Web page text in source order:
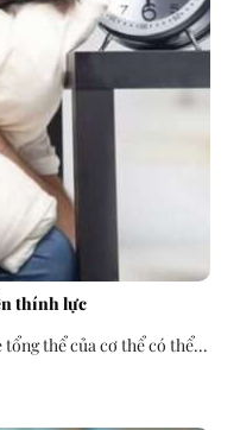
thính lực
thể của cơ thể có thể...